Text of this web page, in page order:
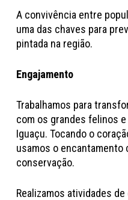
A convivência entre
uma das chaves para
pintada na região.
Engajamento
Trabalhamos para
com os grandes felinos
Iguaçu. Tocando o
usamos o encantamento
conservação.
Realizamos atividades